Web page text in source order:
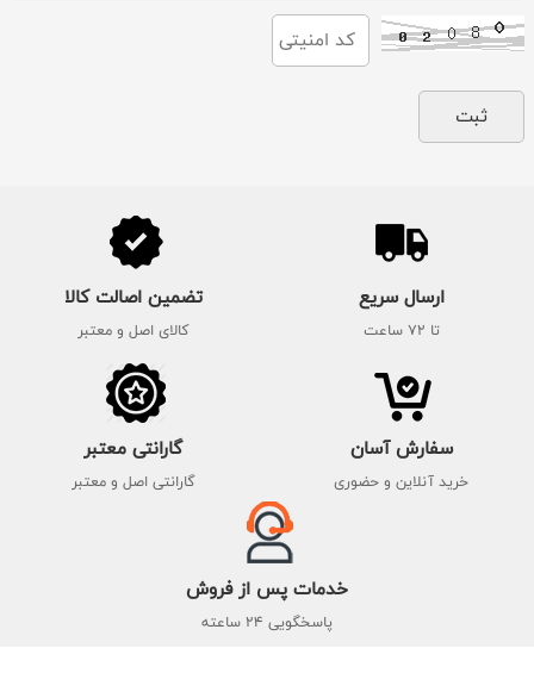
ارسال سریع
تا 72 ساعت
تضمین اصالت کالا
کالای اصل و معتبر
سفارش آسان
خرید آنلاین و حضوری
گارانتی معتبر
گارانتی اصل و معتبر
خدمات پس از فروش
پاسخگویی 24 ساعته